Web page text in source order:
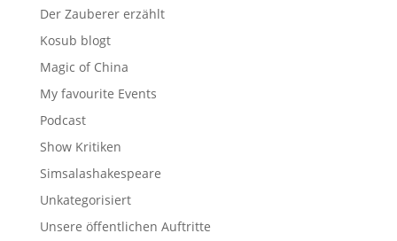
Der Zauberer erzählt
Kosub blogt
Magic of China
My favourite Events
Podcast
Show Kritiken
Simsalashakespeare
Unkategorisiert
Unsere öffentlichen Auftritte